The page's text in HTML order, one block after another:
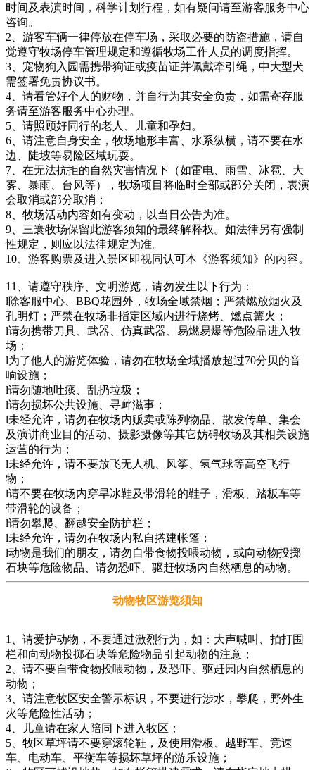
时间及表演时间，科学计划行程，如有疑问请至游客服务中心
咨询。
2、游客车辆一律停放在停车场，采取必要的防盗措施，请自
觉遵守牧场停车管理规定和遵循牧场工作人员的调度指挥。
3、宠物狗入园需携带狗证或疫苗证并佩戴牵引绳，中大型犬
需签署免责协议书。
4、请看管好个人的财物，并自行为其安全负责，如需寄存服
务请至游客服务中心办理。
5、请照顾好同行的老人、儿童和孕妇。
6、请注意自身安全，牧场地形丰富、水系纵横，请不要在水
边、陡坡等易险区域玩耍。
7、在无法抗拒的自然灾害情况下（如雷电、雨雪、冰雹、大
雾、暴雨、台风等），牧场项目将临时全部或部分关闭，表演
会取消或部分取消；
8、牧场活动内容如有变动，以当日公告为准。
9、三寰牧场保留此游客须知的最终解释权。如法律另有强制
性规定，则应以法律规定为准。
10、游客购票及进入景区即视同认可本《游客须知》的内容。
11、请遵守秩序、文明游览，请勿发生以下行为：
l除客服中心、BBQ花园外，牧场全域禁烟；严禁燃放烟火及
孔明灯；严禁在牧场非指定区域内进行烧烤、燃点篝火；
l请勿携带刀具、武器、仿真武器、易燃易爆等危险品进入牧
场；
l为了他人的游览体验，请勿在牧场全域播放超过70分贝的音
响设施；
l请勿随地吐痰、乱扔垃圾；
l请勿损坏公共设施、寻衅滋事；
l未经允许，请勿在牧场内贩卖或陈列物品、散发传单、集会
及演讲商业目的活动、摄影摄像等其它妨碍牧场及其相关设施
运营的行为；
l未经允许，请不要放飞无人机、风筝、氢气球等高空飞行
物；
l请不要在牧场内穿旱冰鞋及带滑轮的鞋子，滑板、踏板车等
带滑轮的设备；
l请勿攀爬、翻越安全防护栏；
l未经允许，请勿在牧场内私自搭建帐篷；
l动物是我们的朋友，请勿自带食物投喂动物，或向动物投掷
石块等危险物品、请勿恐吓、驱赶牧场内自然栖息的动物。
动物牧区游览须知
1、请爱护动物，不要通过激烈行为，如：大声喊叫、拍打围
栏和向动物投掷石块等危险物品引起动物的注意；
2、请不要自带食物投喂动物，及恐吓、驱赶园内自然栖息的
动物；
3、请注意牧区安全警示标识，不要进行涉水，攀爬，野外生
火等危险性活动；
4、儿童请在家人陪同下进入牧区；
5、牧区草坪请不要穿滚轮鞋，及使用滑板、越野车、竞速
车、电动车、平衡车等损坏草坪的游乐设施；